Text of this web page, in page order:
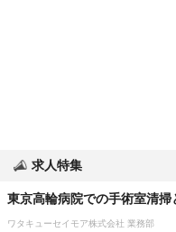
求人特集
東京高輪病院での手術室清
ワタキューセイモア株式会社 業務部